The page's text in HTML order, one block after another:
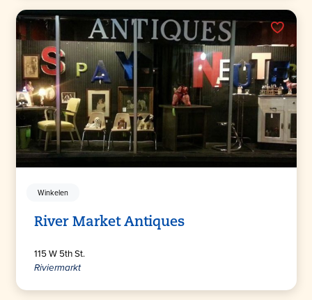
Winkelen
River Market Antiques
115 W 5th St.
Riviermarkt